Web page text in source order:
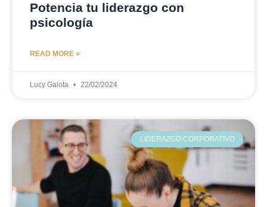
Potencia tu liderazgo con
psicología
READ MORE »
Lucy Galota 22/02/2024
LIDERAZGO CORPORATIVO